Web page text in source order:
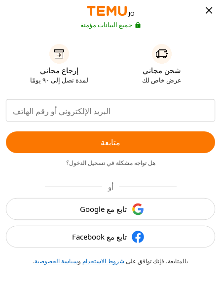
JO
جميع البيانات مؤمنة
شحن مجاني
عرض خاص لك
إرجاع مجاني
لمدة تصل إلى ٩٠ يومًا
متابعة
هل تواجه مشكلة في تسجيل الدخول؟
أو
تابع مع Google
تابع مع Facebook
بالمتابعة، فإنك توافق على شروط الاستخدام وسياسة الخصوصية.